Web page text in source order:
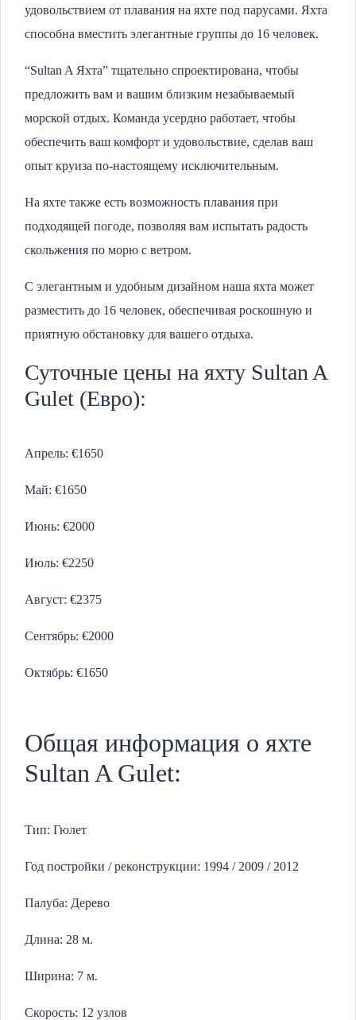
удовольствием от плавания на яхте под парусами. Яхта
способна вместить элегантные группы до 16 человек.
“Sultan A Яхта” тщательно спроектирована, чтобы
предложить вам и вашим близким незабываемый
морской отдых. Команда усердно работает, чтобы
обеспечить ваш комфорт и удовольствие, сделав ваш
опыт круиза по-настоящему исключительным.
На яхте также есть возможность плавания при
подходящей погоде, позволяя вам испытать радость
скольжения по морю с ветром.
С элегантным и удобным дизайном наша яхта может
разместить до 16 человек, обеспечивая роскошную и
приятную обстановку для вашего отдыха.
Суточные цены на яхту Sultan A
Gulet (Евро):
Апрель: €1650
Май: €1650
Июнь: €2000
Июль: €2250
Август: €2375
Сентябрь: €2000
Октябрь: €1650
Общая информация о яхте
Sultan A Gulet:
Тип: Гюлет
Год постройки / реконструкции: 1994 / 2009 / 2012
Палуба: Дерево
Длина: 28 м.
Ширина: 7 м.
Скорость: 12 узлов